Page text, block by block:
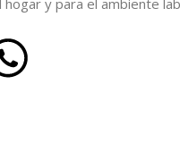
y para el ambiente